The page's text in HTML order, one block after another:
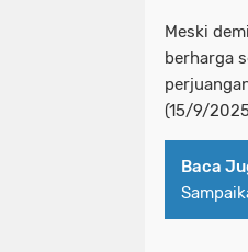
Meski
berharga
(15/9/
Baca